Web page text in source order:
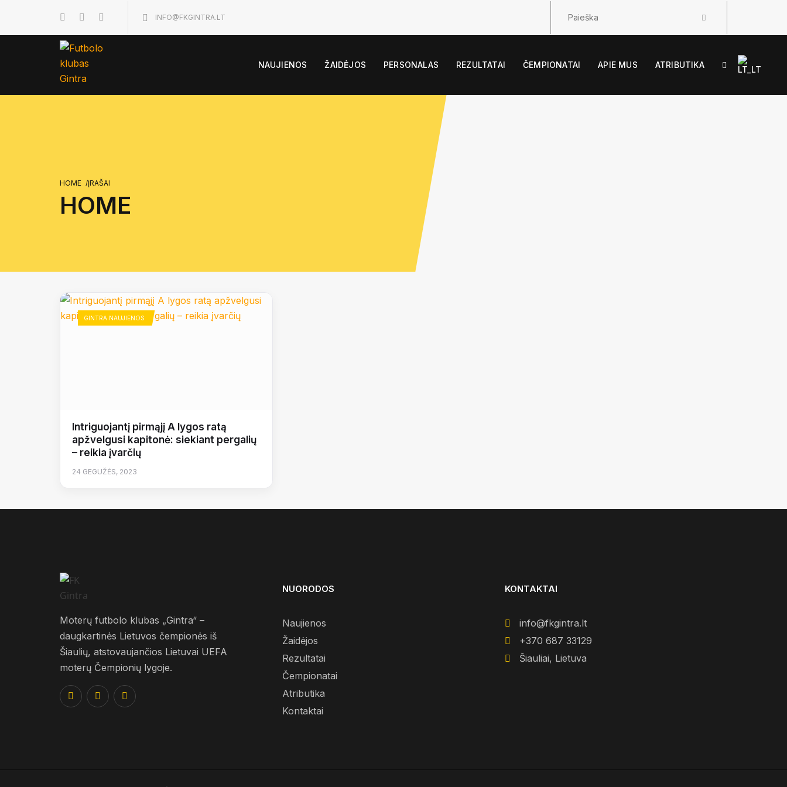
INFO@FKGINTRA.LT
NAUJIENOS ŽAIDĖJOS PERSONALAS REZULTATAI ČEMPIONATAI APIE MUS ATRIBUTIKA
HOME /ĮRAŠAI
HOME
GINTRA NAUJIENOS
Intriguojantį pirmąjį A lygos ratą
apžvelgusi kapitonė: siekiant pergalių
– reikia įvarčių
24 GEGUŽĖS, 2023
Moterų futbolo klubas „Gintra“ –
daugkartinės Lietuvos čempionės iš
Šiaulių, atstovaujančios Lietuvai UEFA
moterų Čempionių lygoje.
NUORODOS
Naujienos
Žaidėjos
Rezultatai
Čempionatai
Atributika
Kontaktai
KONTAKTAI
info@fkgintra.lt
+370 687 33129
Šiauliai, Lietuva